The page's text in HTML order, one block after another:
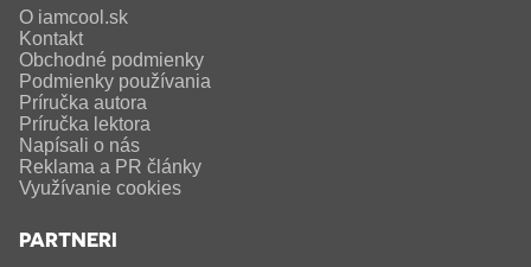
O iamcool.sk
Kontakt
Obchodné podmienky
Podmienky používania
Príručka autora
Príručka lektora
Napísali o nás
Reklama a PR články
Využívanie cookies
PARTNERI